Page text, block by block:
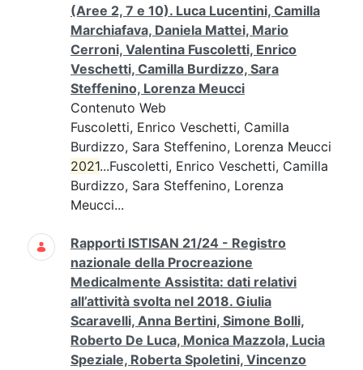
(Aree 2, 7 e 10). Luca Lucentini, Camilla
Marchiafava, Daniela Mattei, Mario
Cerroni, Valentina Fuscoletti, Enrico
Veschetti, Camilla Burdizzo, Sara
Steffenino, Lorenza Meucci
Contenuto Web
Fuscoletti, Enrico Veschetti, Camilla
Burdizzo, Sara Steffenino, Lorenza Meucci
2021...Fuscoletti, Enrico Veschetti, Camilla
Burdizzo, Sara Steffenino, Lorenza
Meucci...
Rapporti ISTISAN 21/24 - Registro
nazionale della Procreazione
Medicalmente Assistita: dati relativi
all’attività svolta nel 2018. Giulia
Scaravelli, Anna Bertini, Simone Bolli,
Roberto De Luca, Monica Mazzola, Lucia
Speziale, Roberta Spoletini, Vincenzo